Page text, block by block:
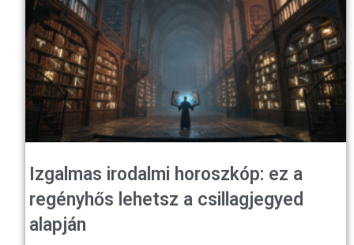
Izgalmas irodalmi horoszkóp: ez a
regényhős lehetsz a csillagjegyed
alapján